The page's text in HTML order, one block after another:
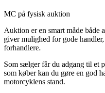
MC på fysisk auktion
Auktion er en smart måde både
giver mulighed for gode
forhandlere.
Som sælger får du adgang til et
som køber kan du gøre en god
motorcyklens stand.